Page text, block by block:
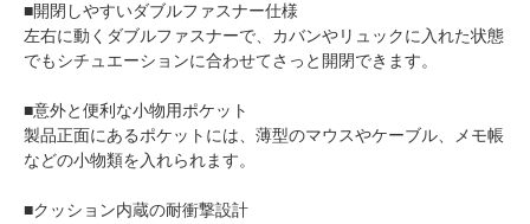
■開閉しやすいダブルファスナー仕様
左右に動くダブルファスナーで、カバンやリュックに入れた状態
でもシチュエーションに合わせてさっと開閉できます。
■意外と便利な小物用ポケット
製品正面にあるポケットには、薄型のマウスやケーブル、メモ帳
などの小物類を入れられます。
■クッション内蔵の耐衝撃設計